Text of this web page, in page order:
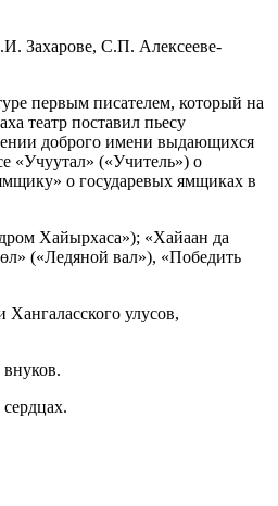
Захарове, С.П. Алексееве-
первым писателем, который на
театр поставил пьесу
доброго имени выдающихся
«Учуутал» («Учитель») о
о государевых ямщиках в
Хайырхаса»); «Хайаан да
(«Ледяной вал»), «Победить
улусов,